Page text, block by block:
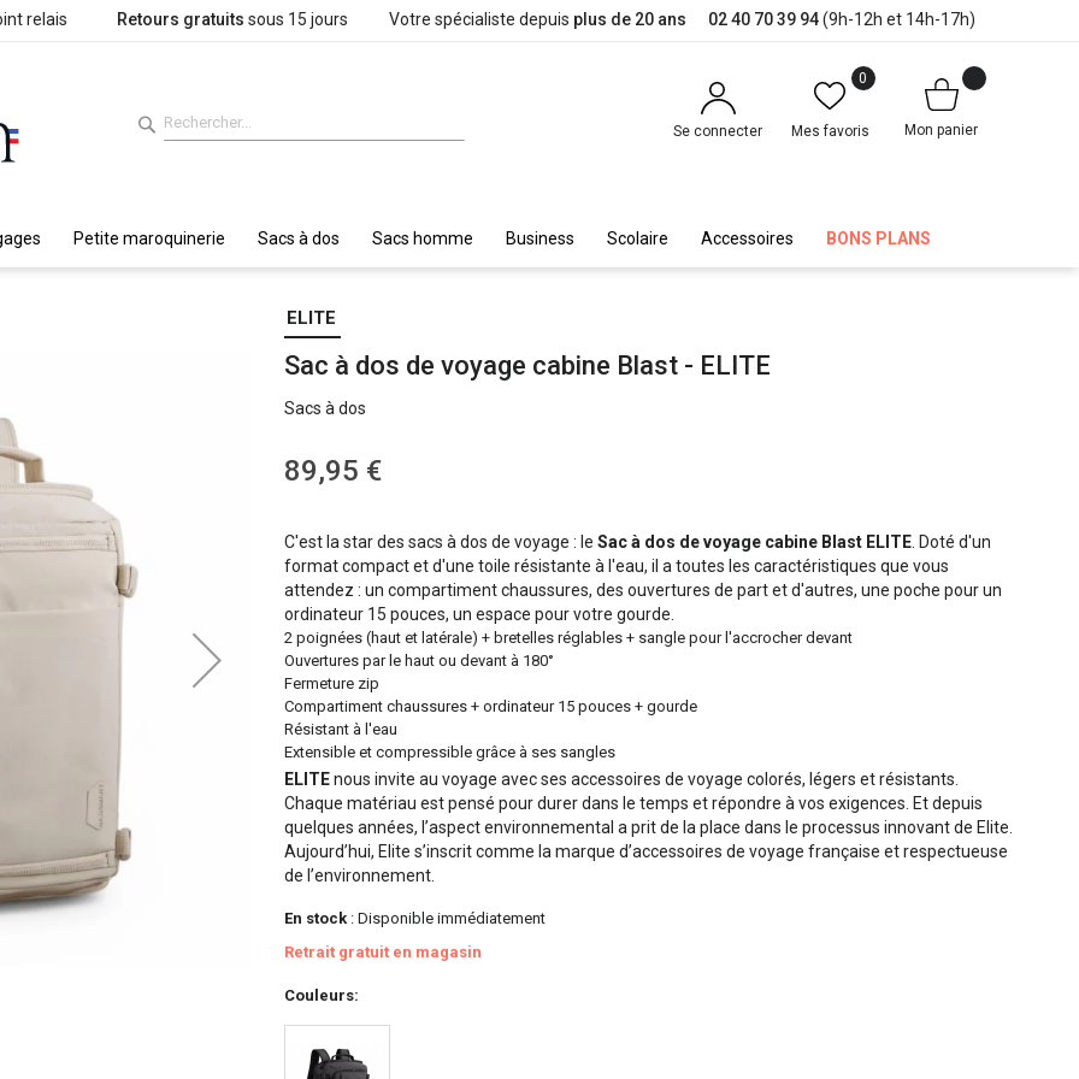
relais Retours gratuits sous 15 jours Votre spécialiste depuis plus de 20 ans 02 40 70 39 94(9h-12h et 14h-17h)
Se connecter
0
Mes favoris Mon panier
Petite maroquinerie Sacs à dos Sacs homme Business Scolaire Accessoires BONS PLANS
ELITE
Sac à dos de voyage cabine Blast - ELITE
Sacs à dos
89,95 €
C'est la star des sacs à dos de voyage : leSac à dos de voyage cabine Blast ELITE. Doté d'un
format compact et d'une toile résistante à l'eau, il a toutes les caractéristiques que vous
attendez : un compartiment chaussures, des ouvertures de part et d'autres, une poche pour un
ordinateur 15 pouces, un espace pour votre gourde.
2 poignées (haut et latérale) + bretelles réglables + sangle pour l'accrocher devant
Ouvertures par le haut ou devant à 180°
Fermeture zip
Compartiment chaussures + ordinateur 15 pouces + gourde
Résistant à l'eau
Extensible et compressible grâce à ses sangles
ELITEnous invite au voyage avec ses accessoires de voyage colorés, légers et résistants.
Chaque matériau est pensé pour durer dans le temps et répondre à vos exigences. Et depuis
quelques années, l’aspect environnemental a prit de la place dans le processus innovant de Elite.
Aujourd’hui, Elite s’inscrit comme la marque d’accessoires de voyage française et respectueuse
de l’environnement.
En stock : Disponible immédiatement
Retrait gratuit en magasin
Couleurs